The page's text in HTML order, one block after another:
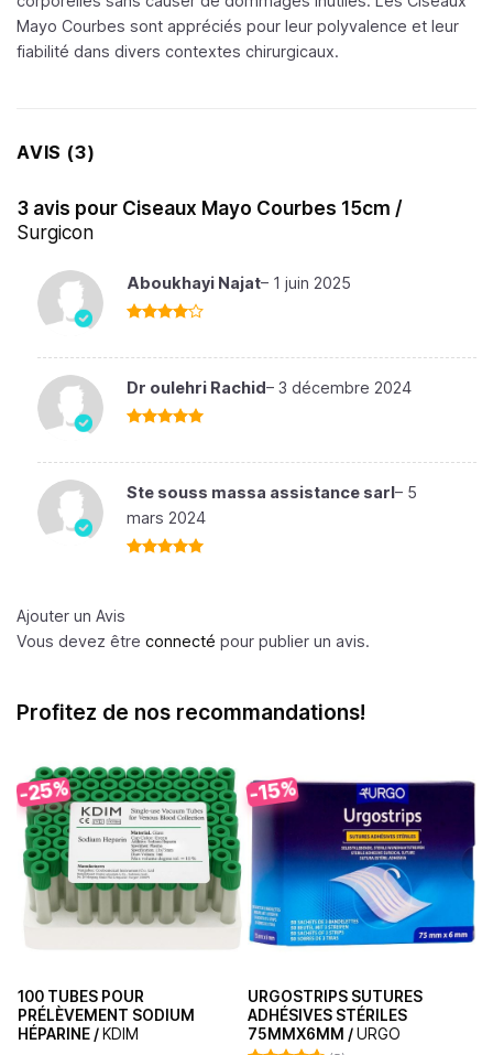
Mayo Courbes sont appréciés pour leur polyvalence et leur
fiabilité dans divers contextes chirurgicaux.
AVIS (3)
3 avis pour Ciseaux Mayo Courbes 15cm /
Surgicon
Aboukhayi Najat– 1 juin 2025
Dr oulehri Rachid– 3 décembre 2024
Ste souss massa assistance sarl– 5
mars 2024
Ajouter un Avis
Vous devez être connecté pour publier un avis.
Profitez de nos recommandations!
-25%
100 TUBES POUR
PRÉLÈVEMENT SODIUM
HÉPARINE / KDIM
-15%
URGOSTRIPS SUTURES
ADHÉSIVES STÉRILES
75MMX6MM /URGO